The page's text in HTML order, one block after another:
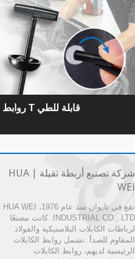
روابط T قابلة للطي
شركة تصنيع أربطة ثقيلة | HUA
WEI
تقع في تايوان منذ عام 1976، HUA WEI
INDUSTRIAL CO., LTD. كانت مصنعًا
لرباطات الكابلات البلاستيكية والفولاذ
المقاوم للصدأ. تشمل روابط الكابلات
الرئيسية لديهم، روابط الكابلات